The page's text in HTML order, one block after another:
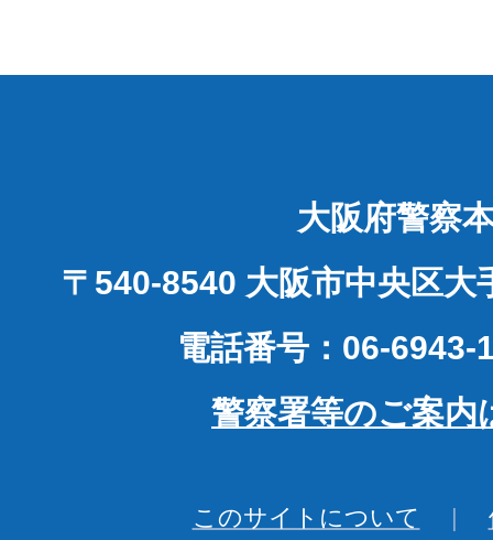
大阪府警察
〒540-8540 大阪市中央区大
電話番号：06-6943-
警察署等のご案内
このサイトについて